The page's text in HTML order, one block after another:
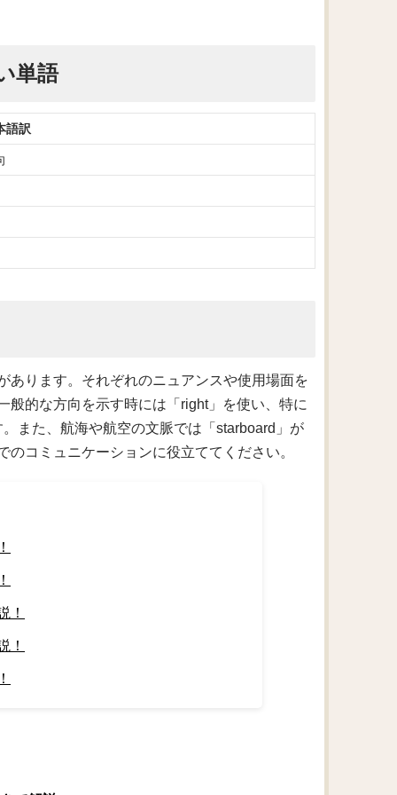
単語
語訳
あります。それぞれのニュアンスや使用場面を
般的な方向を示す時には「right」を使い、特に
また、航海や航空の文脈では「starboard」が
コミュニケーションに役立ててください。
！
！